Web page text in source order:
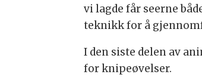
vi lagde får seerne
teknikk for å
I den siste delen av
for knipeøvelser.